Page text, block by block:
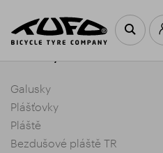
Galusky
Plášťovky
Pláště
Bezdušové pláště TR